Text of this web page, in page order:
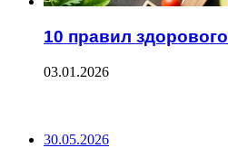
10 правил
03.01.2026
30.05.2026